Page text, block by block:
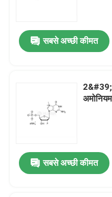
सबसे अच्छी कीमत
सबसे अच्छी कीमत